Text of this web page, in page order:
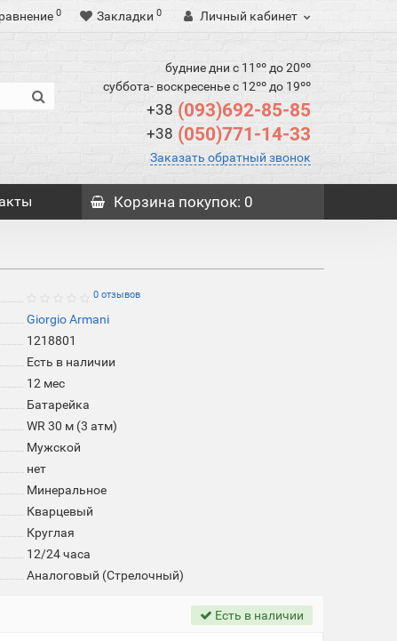
0 Закладки 0 Личный кабинет
будние дни с 11ºº до 20ºº
суббота- воскресенье с 12ºº до 19ºº
+38 (093)692-85-85
+38 (050)771-14-33
Заказать обратный звонок
Корзина покупок: 0
0 отзывов
Giorgio Armani
1218801
Есть в наличии
12 мес
Батарейка
WR 30 м (3 атм)
Мужской
нет
Минеральное
Кварцевый
Круглая
12/24 часа
Аналоговый (Стрелочный)
Есть в наличии